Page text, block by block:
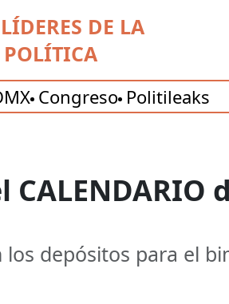
DE LA
POLÍTICA
Congreso Politileaks
depósitos para el